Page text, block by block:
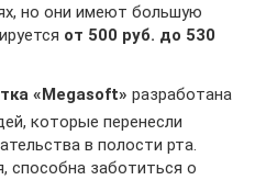
но они имеют большую
от 500 руб. до 530
«Megasoft» разработана
которые перенесли
в полости рта.
способна заботиться о